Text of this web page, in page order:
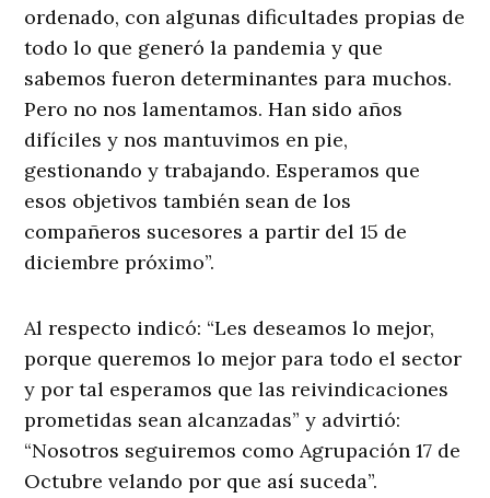
ordenado, con algunas dificultades propias de
todo lo que generó la pandemia y que
sabemos fueron determinantes para muchos.
Pero no nos lamentamos. Han sido años
difíciles y nos mantuvimos en pie,
gestionando y trabajando. Esperamos que
esos objetivos también sean de los
compañeros sucesores a partir del 15 de
diciembre próximo”.
Al respecto indicó: “Les deseamos lo mejor,
porque queremos lo mejor para todo el sector
y por tal esperamos que las reivindicaciones
prometidas sean alcanzadas” y advirtió:
“Nosotros seguiremos como Agrupación 17 de
Octubre velando por que así suceda”.